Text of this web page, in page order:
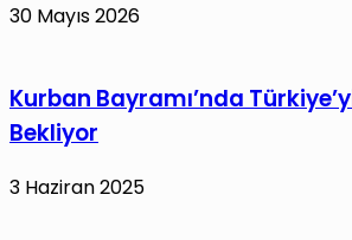
30 Mayıs 2026
Kurban Bayramı’nda
Bekliyor
3 Haziran 2025